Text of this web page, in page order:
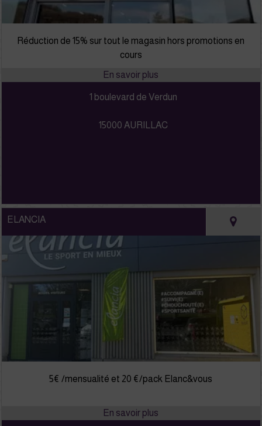
Réduction de 15% sur tout le magasin hors promotions en
cours
1 boulevard de Verdun
15000 AURILLAC
ELANCIA
5€ /mensualité et 20 €/pack Elanc&vous